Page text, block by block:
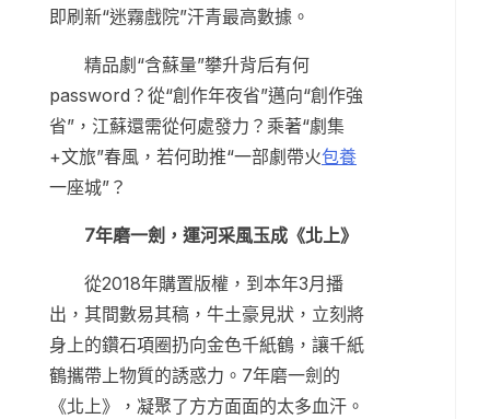
即刷新“迷霧戲院”汗青最高數據。
精品劇“含蘇量”攀升背后有何
password？從“創作年夜省”邁向“創作強
省”，江蘇還需從何處發力？乘著“劇集
+文旅”春風，若何助推“一部劇帶火包養
一座城”？
7年磨一劍，運河采風玉成《北上》
從2018年購置版權，到本年3月播
出，其間數易其稿，牛土豪見狀，立刻將
身上的鑽石項圈扔向金色千紙鶴，讓千紙
鶴攜帶上物質的誘惑力。7年磨一劍的
《北上》，凝聚了方方面面的太多血汗。